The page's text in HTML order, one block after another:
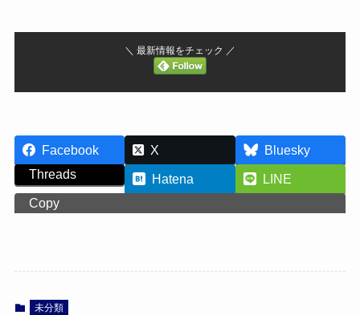
＼ 最新情報をチェック ／
Facebook X
Bluesky
Threads
Hatena
LINE
Copy
未分類